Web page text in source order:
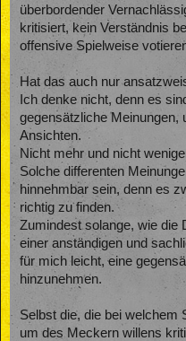
überbordender
kritisiert, kein Verständnis
offensive Spielweise
Hat das auch nur
Ich denke nicht, denn es
gegensätzliche Meinungen,
Ansichten.
Nicht mehr und nicht
Solche differenten
hinnehmbar sein, denn es
richtig zu finden.
Zumindest solange, wie die
einer anständigen und
für mich leicht, eine
hinzunehmen.
Selbst die, die bei welchem
um des Meckern willens